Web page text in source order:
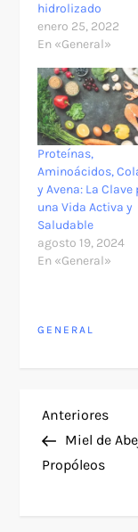
hidrolizado
enero 25, 2022
En «General»
Proteínas,
Aminoácidos,
y Avena: La Clave
una Vida Activa y
Saludable
agosto 19, 2024
En «General»
GENERAL
N
a
Entrada
anterior
Anteriores
Miel de
Propóleos